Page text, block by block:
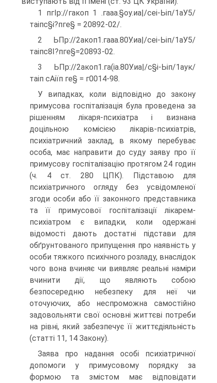
1 пгІр://гакоп 1 .гааа.§оу.иа|/сеі-Ьіп/1аУ5/
таіпс§і?пге§ = 20892-02/.
2 ЬПр://2акоп1.гааа.80У.иа|/сеі-Ьіп/1аУ5/
таіпс8І?пге§=20893-02.
3 ЬПр://2акоп1.га(іа.80У.иа|/с§і-Ьіп/1аук/
таіп сАіїп ге§ = г0014-98.
У випадках, коли відповідно до закону
примусова госпіталізація була проведена за
рішенням лікаря-психіатра і визнана
доцільною комісією лікарів-психіатрів,
психіатричний заклад, в якому перебуває
особа, має направити до суду заяву про її
примусову госпіталізацію протягом 24 годин
(ч. 4 ст. 280 ЦПК). Підставою для
психіатричного огляду без усвідомленої
згоди особи або її законного представника
та її примусової госпіталізації лікарем-
психіатром є випадки, коли одер­жані
відомості дають достатні підстави для
обґрунтованого припущен­ня про наявність у
особи тяжкого психічного розладу, внаслідок
чого вона вчиняє чи виявляє реальні наміри
вчинити дії, що являють собою
безпосередню небезпеку для неї чи
оточуючих, або неспроможна само­стійно
задовольняти свої основні життєві потреби
на рівні, який забез­печує її життєдіяльність
(статті 11, 14 Закону).
Заява про надання особі психіатричної
допомоги у примусовому порядку за
формою та змістом має відповідати